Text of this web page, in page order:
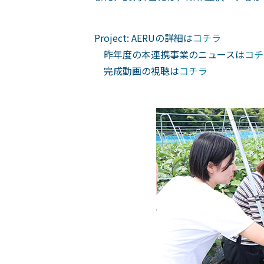
Project: AERUの詳細はコチラ
昨年度の本連携事業のニュースはコ
完成動画の視聴はコチラ